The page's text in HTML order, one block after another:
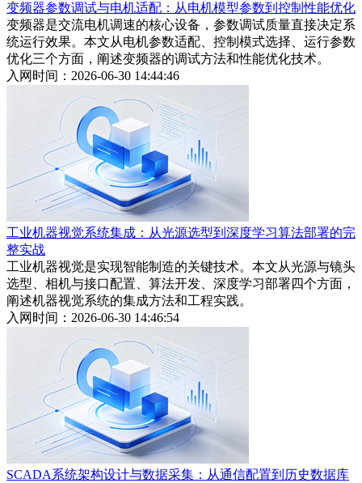
变频器参数调试与电机适配：从电机模型参数到控制性能优化
变频器是交流电机调速的核心设备，参数调试质量直接决定系
统运行效果。本文从电机参数适配、控制模式选择、运行参数
优化三个方面，阐述变频器的调试方法和性能优化技术。
入网时间：2026-06-30 14:44:46
工业机器视觉系统集成：从光源选型到深度学习算法部署的完
整实战
工业机器视觉是实现智能制造的关键技术。本文从光源与镜头
选型、相机与接口配置、算法开发、深度学习部署四个方面，
阐述机器视觉系统的集成方法和工程实践。
入网时间：2026-06-30 14:46:54
SCADA系统架构设计与数据采集：从通信配置到历史数据库